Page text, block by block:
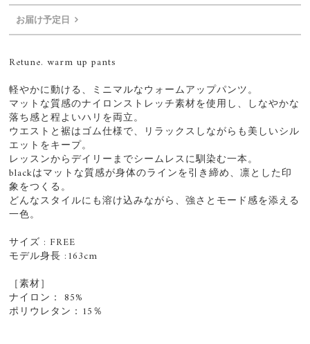
お届け予定日
Retune. warm up pants
軽やかに動ける、ミニマルなウォームアップパンツ。
マットな質感のナイロンストレッチ素材を使用し、しなやかな
落ち感と程よいハリを両立。
ウエストと裾はゴム仕様で、リラックスしながらも美しいシル
エットをキープ。
レッスンからデイリーまでシームレスに馴染む一本。
blackはマットな質感が身体のラインを引き締め、凛とした印
象をつくる。
どんなスタイルにも溶け込みながら、強さとモード感を添える
一色。
サイズ : FREE
モデル身長 :163cm
［素材］
ナイロン： 85%
ポリウレタン：15％